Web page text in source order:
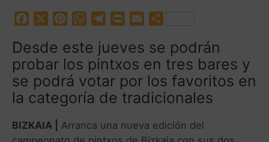
c
e
b
o
o
k
n
t
e
e
W
a
t
s
p
l
e
g
r
a
i
n
t
i
m
p
a
r
t
i
Desde este jueves se podrán
probar los pintxos en tres bares y
se podrá votar por los favoritos en
la categoría de tradicionales
BIZKAIA |
Arranca una nueva edición del